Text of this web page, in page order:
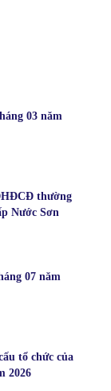
03 năm
thường
Nước Sơn
07 năm
chức của
2026